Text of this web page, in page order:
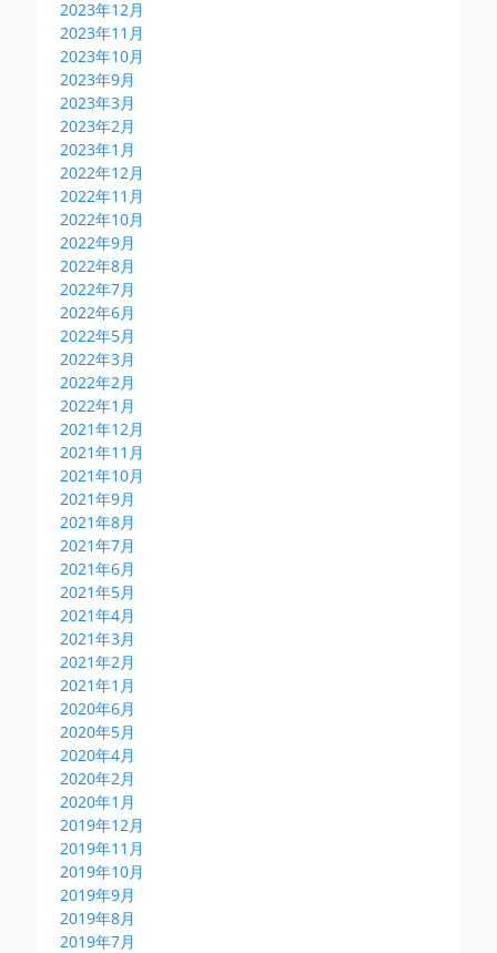
2023年12月
2023年11月
2023年10月
2023年9月
2023年3月
2023年2月
2023年1月
2022年12月
2022年11月
2022年10月
2022年9月
2022年8月
2022年7月
2022年6月
2022年5月
2022年3月
2022年2月
2022年1月
2021年12月
2021年11月
2021年10月
2021年9月
2021年8月
2021年7月
2021年6月
2021年5月
2021年4月
2021年3月
2021年2月
2021年1月
2020年6月
2020年5月
2020年4月
2020年2月
2020年1月
2019年12月
2019年11月
2019年10月
2019年9月
2019年8月
2019年7月